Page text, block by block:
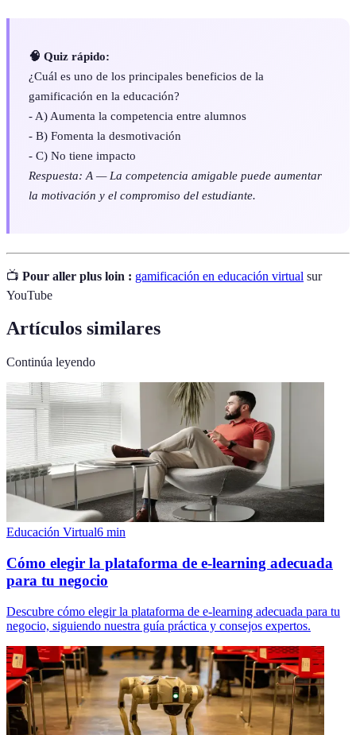
🧠 Quiz rápido:
¿Cuál es uno de los principales beneficios de la
gamificación en la educación?
- A) Aumenta la competencia entre alumnos
- B) Fomenta la desmotivación
- C) No tiene impacto
Respuesta: A — La competencia amigable puede aumentar
la motivación y el compromiso del estudiante.
📺 Pour aller plus loin : gamificación en educación virtual sur
YouTube
Artículos similares
Continúa leyendo
Educación Virtual6 min
Cómo elegir la plataforma de e-learning adecuada
para tu negocio
Descubre cómo elegir la plataforma de e-learning adecuada para tu
negocio, siguiendo nuestra guía práctica y consejos expertos.